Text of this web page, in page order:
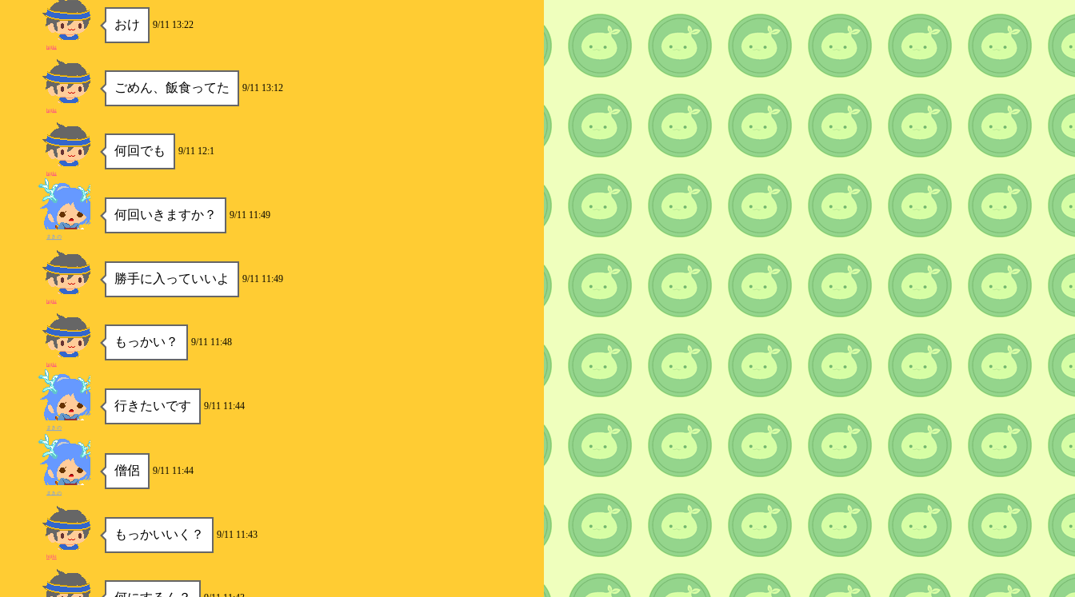
おけ 9/11 13:22
hijiki
ごめん、飯食ってた 9/11 13:12
hijiki
何回でも 9/11 12:1
hijiki
何回いきますか？ 9/11 11:49
まきの
勝手に入っていいよ 9/11 11:49
hijiki
もっかい？ 9/11 11:48
hijiki
行きたいです 9/11 11:44
まきの
僧侶 9/11 11:44
まきの
もっかいいく？ 9/11 11:43
hijiki